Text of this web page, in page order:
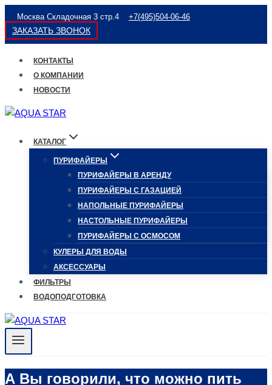
Перейти
к
содержимому
Москва Складочная 3 стр.4 +7(495)504-06-46
ЗАКАЗАТЬ ЗВОНОК
КОНТАКТЫ
О КОМПАНИИ
НОВОСТИ
КАТАЛОГ
ПУРИФАЙЕРЫ
ПУРИФАЙЕРЫ В АРЕНДУ
ПУРИФАЙЕРЫ С ГАЗАЦИЕЙ
НАПОЛЬНЫЕ ПУРИФАЙЕРЫ
НАСТОЛЬНЫЕ ПУРИФАЙЕРЫ
ПУРИФАЙЕРЫ С ОСМОСОМ
КУЛЕРЫ ДЛЯ ВОДЫ
АКСЕССУАРЫ
ФИЛЬТРЫ
ВОДОПОДГОТОВКА
А Вы говорили, что можно пить